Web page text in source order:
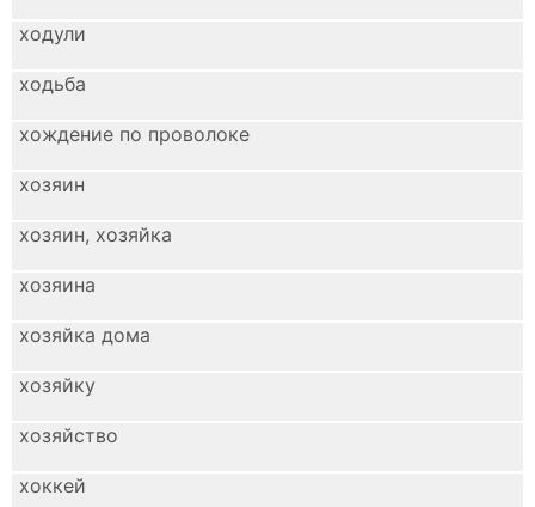
ходули
ходьба
хождение по проволоке
хозяин
хозяин, хозяйка
хозяина
хозяйка дома
хозяйку
хозяйство
хоккей